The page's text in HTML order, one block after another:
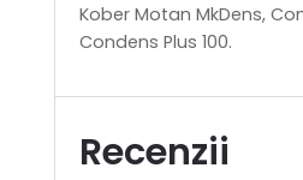
Kober Motan MkDens,
Condens Plus 100.
Recenzii